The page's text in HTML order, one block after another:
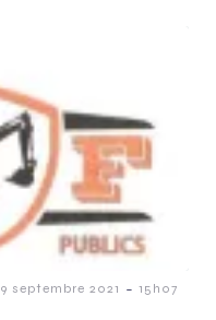
9 septembre 2021 - 15h07